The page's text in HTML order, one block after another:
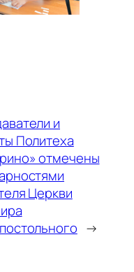
и
Политеха
отмечены
Церкви
→